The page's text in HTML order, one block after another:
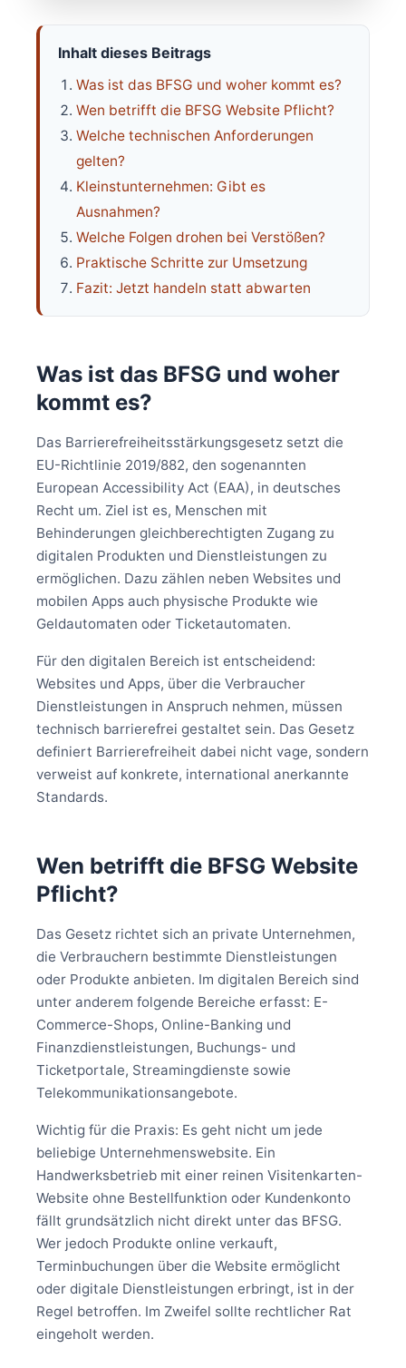
Inhalt dieses Beitrags
Was ist das BFSG und woher kommt es?
Wen betrifft die BFSG Website Pflicht?
Welche technischen Anforderungen
gelten?
Kleinstunternehmen: Gibt es
Ausnahmen?
Welche Folgen drohen bei Verstößen?
Praktische Schritte zur Umsetzung
Fazit: Jetzt handeln statt abwarten
Was ist das BFSG und woher
kommt es?
Das Barrierefreiheitsstärkungsgesetz setzt die
EU-Richtlinie 2019/882, den sogenannten
European Accessibility Act (EAA), in deutsches
Recht um. Ziel ist es, Menschen mit
Behinderungen gleichberechtigten Zugang zu
digitalen Produkten und Dienstleistungen zu
ermöglichen. Dazu zählen neben Websites und
mobilen Apps auch physische Produkte wie
Geldautomaten oder Ticketautomaten.
Für den digitalen Bereich ist entscheidend:
Websites und Apps, über die Verbraucher
Dienstleistungen in Anspruch nehmen, müssen
technisch barrierefrei gestaltet sein. Das Gesetz
definiert Barrierefreiheit dabei nicht vage, sondern
verweist auf konkrete, international anerkannte
Standards.
Wen betrifft die BFSG Website
Pflicht?
Das Gesetz richtet sich an private Unternehmen,
die Verbrauchern bestimmte Dienstleistungen
oder Produkte anbieten. Im digitalen Bereich sind
unter anderem folgende Bereiche erfasst: E-
Commerce-Shops, Online-Banking und
Finanzdienstleistungen, Buchungs- und
Ticketportale, Streamingdienste sowie
Telekommunikationsangebote.
Wichtig für die Praxis: Es geht nicht um jede
beliebige Unternehmenswebsite. Ein
Handwerksbetrieb mit einer reinen Visitenkarten-
Website ohne Bestellfunktion oder Kundenkonto
fällt grundsätzlich nicht direkt unter das BFSG.
Wer jedoch Produkte online verkauft,
Terminbuchungen über die Website ermöglicht
oder digitale Dienstleistungen erbringt, ist in der
Regel betroffen. Im Zweifel sollte rechtlicher Rat
eingeholt werden.